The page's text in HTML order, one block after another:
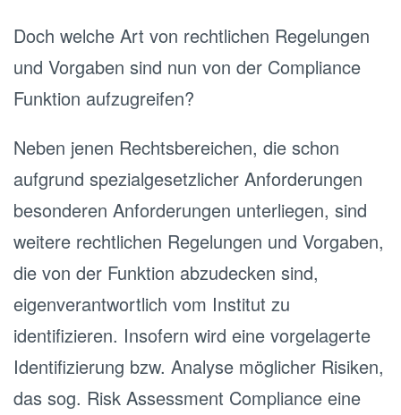
Doch welche Art von rechtlichen Regelungen
und Vorgaben sind nun von der Compliance
Funktion aufzugreifen?
Neben jenen Rechtsbereichen, die schon
aufgrund spezialgesetzlicher Anforderungen
besonderen Anforderungen unterliegen, sind
weitere rechtlichen Regelungen und Vorgaben,
die von der Funktion abzudecken sind,
eigenverantwortlich vom Institut zu
identifizieren. Insofern wird eine vorgelagerte
Identifizierung bzw. Analyse möglicher Risiken,
das sog. Risk Assessment Compliance eine